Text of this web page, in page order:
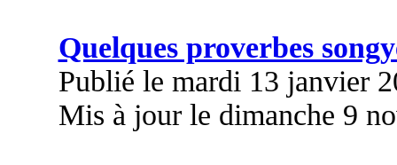
Quelques proverbes
Publié le mardi 13 janvier
Mis à jour le dimanche 9